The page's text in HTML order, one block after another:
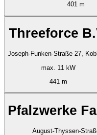
401 m
Threeforce
Joseph-Funken-Straße 27,
max. 11 kW
441 m
Pfalzwerke
August-Thyssen-